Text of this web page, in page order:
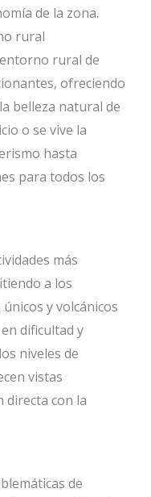
de la zona.
rural
rural de
ofreciendo
belleza natural de
o se vive la
hasta
para todos los
más
a los
y volcánicos
dificultad y
niveles de
vistas
directa con la
de